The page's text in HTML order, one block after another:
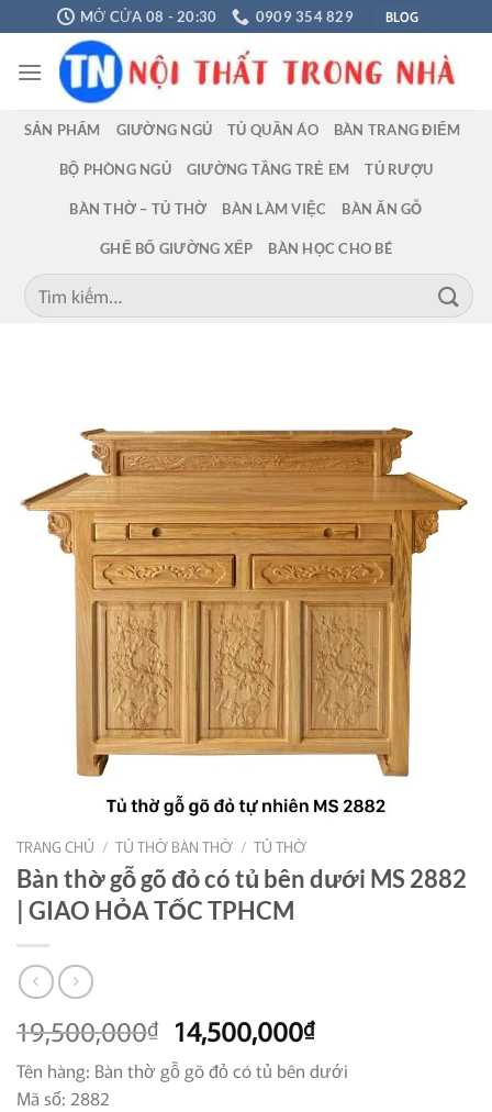
Chuyển
đến
nội
MỞ CỬA 08 - 20:30 0909 354 829 BLOG
SẢN PHẨM GIƯỜNG NGỦ TỦ QUẦN ÁO BÀN TRANG ĐIỂM
BỘ PHÒNG NGỦ GIƯỜNG TẦNG TRẺ EM TỦ RƯỢU
BÀN THỜ – TỦ THỜ BÀN LÀM VIỆC BÀN ĂN GỖ
GHẾ BỐ GIƯỜNG XẾP BÀN HỌC CHO BÉ
Tìm
kiếm:
TRANG CHỦ / TỦ THỜ BÀN THỜ / TỦ THỜ
Bàn thờ gỗ gõ đỏ có tủ bên dưới MS 2882
| GIAO HỎA TỐC TPHCM
19,500,000₫ Giá
gốc
là:
14,500,000₫Giá
hiện
tại
Tên hàng: Bàn thờ gỗ gõ đỏ có tủ bên dưới
Mã số: 2882